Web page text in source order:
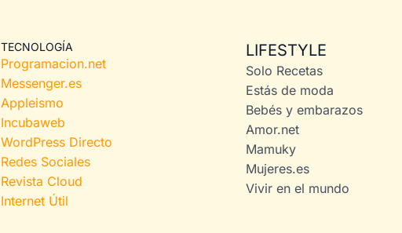
TECNOLOGÍA
Programacion.net
Messenger.es
Appleismo
Incubaweb
WordPress Directo
Redes Sociales
Revista Cloud
Internet Útil
LIFESTYLE
Solo Recetas
Estás de moda
Bebés y embarazos
Amor.net
Mamuky
Mujeres.es
Vivir en el mundo